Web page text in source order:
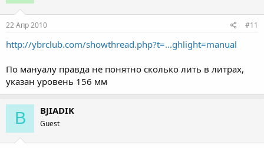
22 Апр 2010 #11
http://ybrclub.com/showthread.php?t=...ghlight=manual
По мануалу правда не понятно сколько лить в литрах,
указан уровень 156 мм
B BJIADIK
Guest